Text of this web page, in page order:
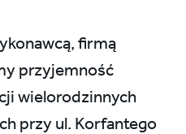
firmą
przyjemność
wielorodzinnych
przy ul. Korfantego